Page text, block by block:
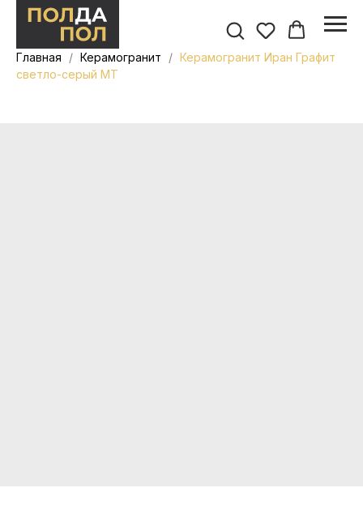
Главная Керамогранит
Керамогранит Иран Графит
светло-серый MT